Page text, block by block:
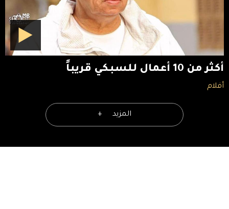
أكثر من 10 أعمال للسبكي قريباً
أفلام
المزيد